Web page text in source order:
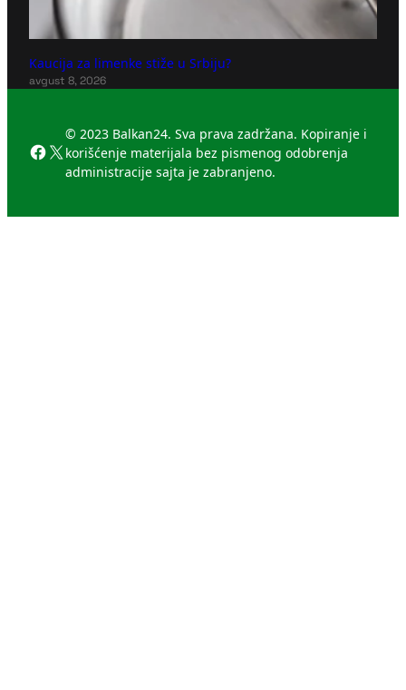
Kaucija za limenke stiže u Srbiju?
avgust 8, 2026
Facebook
X
© 2023 Balkan24. Sva prava zadržana. Kopiranje i
korišćenje materijala bez pismenog odobrenja
administracije sajta je zabranjeno.